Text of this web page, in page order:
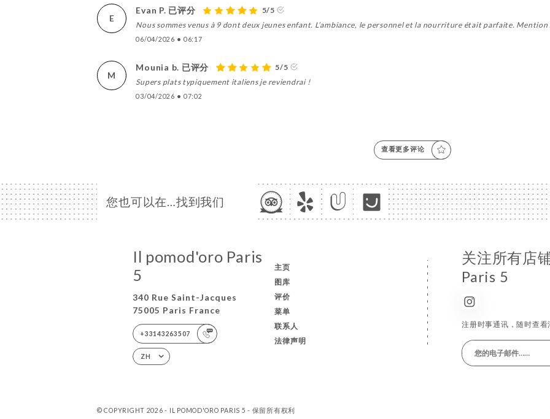
E
Evan P. 已评分
5/5
Nous sommes venus à 9 dont deux jeunes enfant. L’ambiance, le personnel et la nourriture était parfaite.
06/04/2026 • 06:17
M
Mounia b. 已评分
5/5
Supers plats typiquement italiens je reviendrai !
03/04/2026 • 07:02
查看更多评论
您也可以在…找到我们
Il pomod'oro Paris
5
340 Rue Saint-Jacques
75005 Paris France
+33143263507
ZH
主页
图库
评价
菜单
联系人
法律声明
关注所有店
Paris 5
注册时事通讯，随时查看
© COPYRIGHT 2026 - IL POMOD'ORO PARIS 5 - 保留所有权利